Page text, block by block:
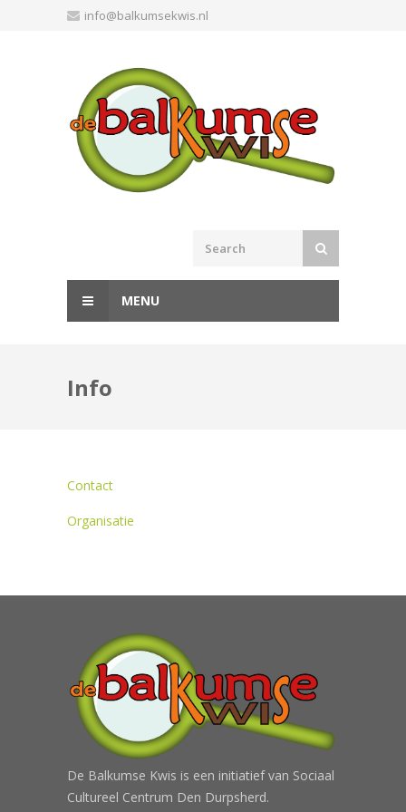
info@balkumsekwis.nl
MENU
Info
Contact
Organisatie
De Balkumse Kwis is een initiatief van Sociaal
Cultureel Centrum Den Durpsherd.